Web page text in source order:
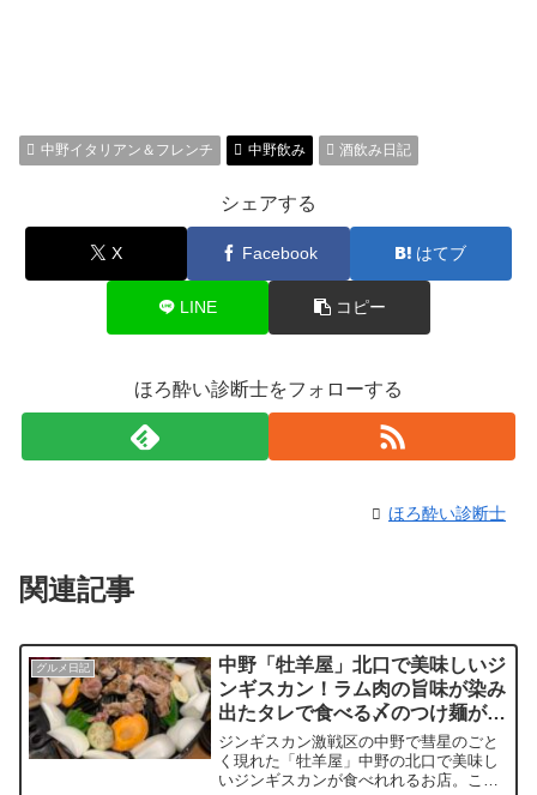
中野イタリアン＆フレンチ 中野飲み 酒飲み日記
シェアする
X Facebook はてブ
LINE コピー
ほろ酔い診断士をフォローする
ほろ酔い診断士
関連記事
グルメ日記
中野「牡羊屋」北口で美味しいジ
ンギスカン！ラム肉の旨味が染み
出たタレで食べる〆のつけ麺が最
高！
ジンギスカン激戦区の中野で彗星のごと
く現れた「牡羊屋」中野の北口で美味し
いジンギスカンが食べれれるお店。こだ